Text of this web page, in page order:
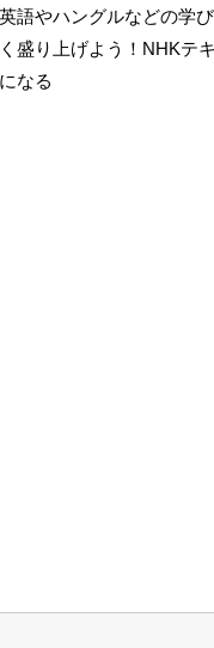
語やハングルなどの学び
盛り上げよう！NHKテキ
なる